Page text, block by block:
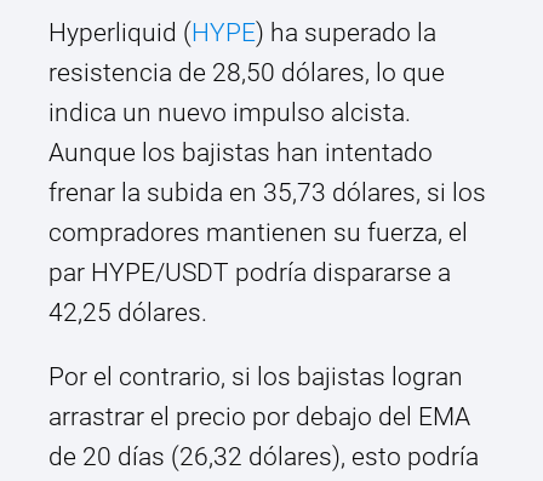
Hyperliquid (HYPE) ha superado la
resistencia de 28,50 dólares, lo que
indica un nuevo impulso alcista.
Aunque los bajistas han intentado
frenar la subida en 35,73 dólares, si los
compradores mantienen su fuerza, el
par HYPE/USDT podría dispararse a
42,25 dólares.
Por el contrario, si los bajistas logran
arrastrar el precio por debajo del EMA
de 20 días (26,32 dólares), esto podría